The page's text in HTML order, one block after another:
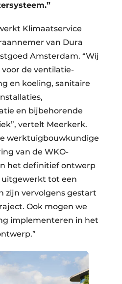
Klimaatservice
van Dura
Amsterdam. “Wij
de ventilatie-
en koeling, sanitaire
en bijbehorende
vertelt Meerkerk.
werktuigbouwkundige
van de WKO-
het definitief ontwerp
uitgewerkt tot een
zijn vervolgens gestart
Ook mogen we
implementeren in het